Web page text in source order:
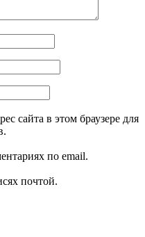
сайта в этом браузере для
по email.
почтой.